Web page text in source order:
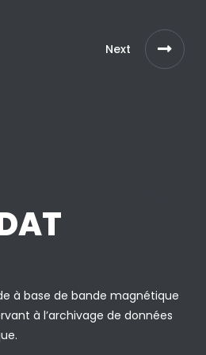
Next
à base de bande magnétique
à l’archivage de données